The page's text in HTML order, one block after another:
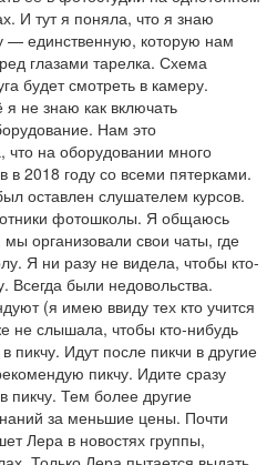
И тут я поняла, что я знаю
— единственную, которую нам
глазами тарелка. Схема
будет смотреть в камеру.
не знаю как включать
Нам это
что на оборудовании много
в 2018 году со всеми пятерками.
оставлен слушателем курсов.
фотошколы. Я общаюсь
организовали свои чаты, где
Я ни разу не видела, чтобы кто-
Всегда были недовольства.
(я имею ввиду тех кто учится
не слышала, чтобы кто-нибудь
Идут после пикчи в другие
пикчу. Идите сразу
пикчу. Тем более другие
за меньшие цены. Почти
Лера в новостях группы,